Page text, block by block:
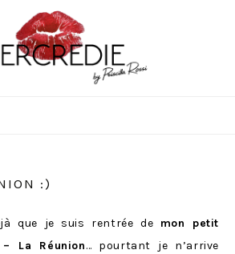
:)
que je suis rentrée de mon petit
La Réunion… pourtant je n’arrive